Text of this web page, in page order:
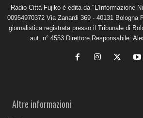
Radio Città Fujiko è edita da "L'Informazione
00954970372 Via Zanardi 369 - 40131 Bologna
giornalistica registrata presso il Tribunale di
aut. n° 4553 Direttore Responsabile:
Altre informazioni